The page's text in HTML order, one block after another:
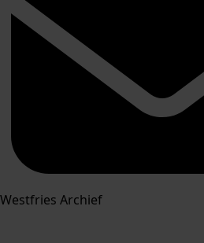
Archief